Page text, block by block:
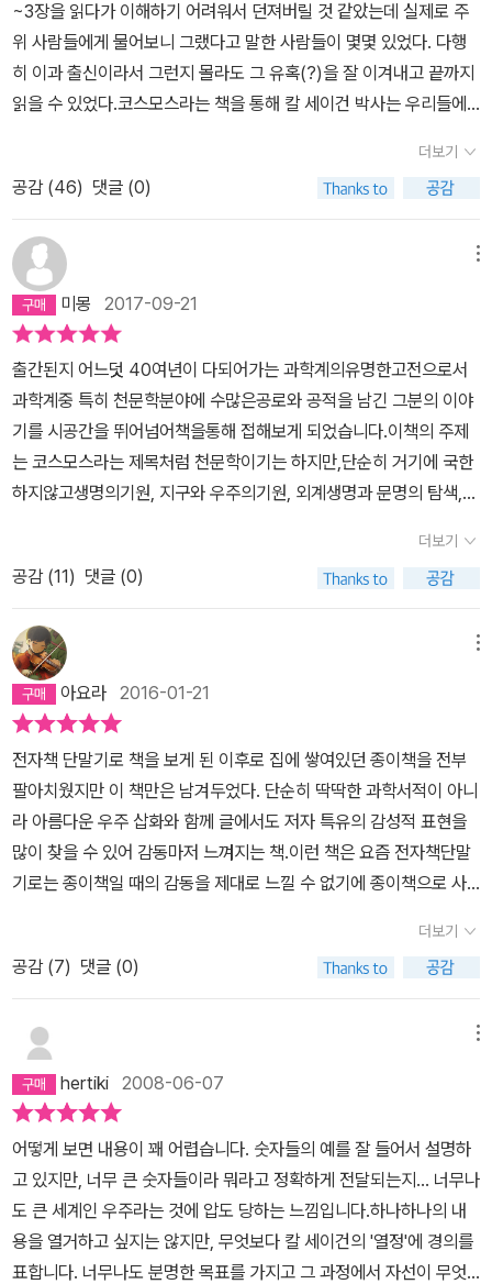
~3장을 읽다가 이해하기 어려워서 던져버릴 것 같았는데 실제로 주
위 사람들에게 물어보니 그랬다고 말한 사람들이 몇몇 있었다. 다행
히 이과 출신이라서 그런지 몰라도 그 유혹(?)을 잘 이겨내고 끝까지
읽을 수 있었다.코스모스라는 책을 통해 칼 세이건 박사는 우리들에
생소한 우주와 관련된 이야기에작가가 말하려고 하는 내용이 무엇이
고 우리에게 무슨 말을 하려고 하는지한 눈에 들어 오지 않으니 이해
하기 좀 어려웠고 팍팍한 느낌이었다. 칼 세이건 박사는 우주를 설명
하기 위해 인간의 진화를 이야기했고 우주를 알려고 노력했던 고대
과학자들 이야기부터 시작해서 지구와 가까운 달 수성 금성 목성 화
성 등 주위 별들에 관한 이야기, 별의 죽음과 탄생에 관한 이야기 그리
고 인류가 계속 우주로 나아가려하는 과학기술적인 노력과 현재 인류
가 처한 핵위험과 앞으로 인류의 미래에 관한 이야기 등등을 차례차
례 알기쉽게 독자에게 설명해 주셨다. 박사님의 이야기는 읽는이에
게 수 많은 생각할 거리를 던져준 셈이다. 이 책을 한 번 읽고서 모든
내용이 바로 이해되지는 않았기에 틈틈이 시간내서 세번 정도 읽은
것 같다. 책을 사시면 적어도 두 번은 읽어보시길 추천합니다.광대한
우주를 떠올리면 세상 모든 일들이 부질없고 허무하다는 생각도 들
수 있겠지만 우리 인간 각자가 성실히 열심히 살아서 당당히 조화롭
생각도 동시에 들었다. 셀 수 없이 많은 별들 중에서 생명체가 탄생하
고 그 생명체들 중에서 수십억 년 동안 진화와 발전을 통하여 고등문
명을 이룬 종이 확률상 10의 9제곱 정도의 수가 전 우주의 모든 별에
걸쳐 있다고는 하지만 불가사의할 정도로 광할한 우주에서 아름답게
문명을 꽃피운 인류라는 종도 신의 선택을 받아서 이렇듯 멋지게 우
주의 한 구성원으로서의 역할을 부여받지 않았나 하는 생각도 해보게
된다. 그 누가 우주의 모든 일들을 예상하고 예측하고 알 수 있을까?
아마 있다면 전지전능한 신만이 할 수 있지 않을까 싶을 정도로 이 우
주는 나름의 조화와 질서속에서 조금씩 조금씩 성장해 온 것 같다. 우
존재와 그의 역할을 믿지 않을 수 없을 정도로 이 우주는 너무나 아름
답고 장엄하며 또한 눈에 보이지 않는 조화와 질서로 운행되고 있음
을 깨닫게 될 것이라고 생각한다.이런 아름다운 우주를 코스모스라는
책을 통해서 우리 눈앞에 펼쳐 보이듯이 친절하게 잘 설명해주신 칼
세이건박사에게 진심으로 감사의 말씀을 전합니다.
더보기
공감 (46) 댓글 (0)
미몽 2017-09-21
출간된지 어느덧 40여년이 다되어가는 과학계의유명한고전으로서
과학계중 특히 천문학분야에 수많은공로와 공적을 남긴 그분의 이야
기를 시공간을 뛰어넘어책을통해 접해보게 되었습니다.이책의 주제
는 코스모스라는 제목처럼 천문학이기는 하지만,단순히 거기에 국한
하지않고생명의기원, 지구와 우주의기원, 외계생명과 문명의 탐색,인
본문제들을 다룸에있어 과학의 세부 분야뿐만 아니라 사회적,정치적,
종교적, 그리고 철학등 문화전반들과 그들과의 관계에있어 총체적인
관점에서 해석하고 조명하고있습니다.많은 이론들과 과학계의 법칙
들 수학등 다소 어렵게 느껴질이야기들도 있지만, 대중들에게 그나마
쉽게 읽히게 하려고노력한 흔적이 엿보이며, 특히나 장을 넘길때마다
등장하는아름답고 신비하기까지한 수많은 삽화들..다소 그림이나 상
상도 또한 있지만, 우주의 무인탐사선들이찍은 타행성들의 사진등 귀
중하고 아름다운 사진들또한있어 삽화를 보고 상상해보는 재미또한
쏠쏠하기에즐거운시간이었습니다.어릴적 당시에 ‘커서 뭐가 되고싶
니?‘ 하고 물어볼때그땐 흔히 대통령이요! 훌륭한 과학자가될거에요!
라고어른들이 좋아할만한 이야기들을 아무생각없이했었던것같습니
다. 그리고 어렸을적엔 과학이 흥미가 있기도했고요. 하지만 커갈수
록 주입식교육의 폐해일지 다른이유일지모르나 흥미는 식어가고 과
학하면 어렵고 난해하며지루한 학문이라는 인식이 커져만 갔습니다.
갔죠.이책을 읽는내내 왜 이책이 청소년 권장도서라고들 하는지알수
있었습니다. 단순히 청소년들의 교양과 입시에 도움이되기때문만은
아니었습니다. 상당수 유명한 과학자들이 그랬듯 과학에대한 꿈과 희
망 그리고 흥미를 아직 어린아이나 청소년때부터 심어주기위한것인
듯합니다.물론 상당히 난해하고 어려워서 이게 청소년권장도서라고?
싶을정도의 부분들도 있습니다만.. 입시나 시험이 아닌바에야 달달
외워가며 공부하면서 읽을필요는 없겠죠. 흥미있는 단락 아니 삽화만
봐도충분하지않을까요? 그만큼 훌륭하고 많은 삽화와 풍부한 컨텐츠
더보기
공감 (11) 댓글 (0)
아요라 2016-01-21
전자책 단말기로 책을 보게 된 이후로 집에 쌓여있던 종이책을 전부
팔아치웠지만 이 책만은 남겨두었다. 단순히 딱딱한 과학서적이 아니
라 아름다운 우주 삽화와 함께 글에서도 저자 특유의 감성적 표현을
많이 찾을 수 있어 감동마저 느껴지는 책.이런 책은 요즘 전자책단말
기로는 종이책일 때의 감동을 제대로 느낄 수 없기에 종이책으로 사
더보기
공감 (7) 댓글 (0)
hertiki 2008-06-07
어떻게 보면 내용이 꽤 어렵습니다. 숫자들의 예를 잘 들어서 설명하
고 있지만, 너무 큰 숫자들이라 뭐라고 정확하게 전달되는지... 너무나
도 큰 세계인 우주라는 것에 압도 당하는 느낌입니다.하나하나의 내
용을 열거하고 싶지는 않지만, 무엇보다 칼 세이건의 '열정'에 경의를
표합니다. 너무나도 분명한 목표를 가지고 그 과정에서 자선이 무엇